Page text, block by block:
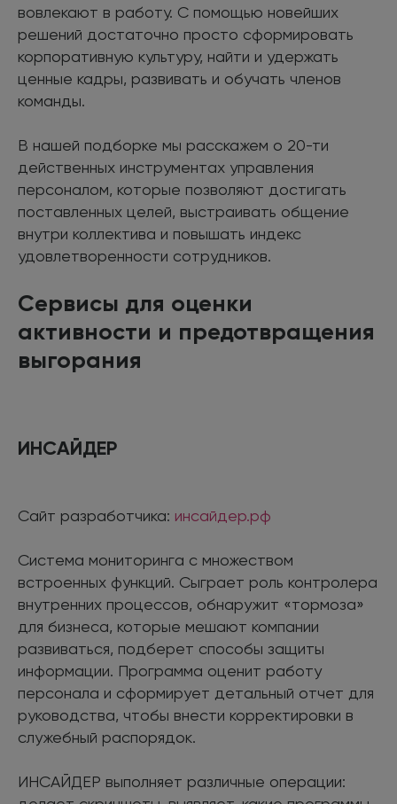
вовлекают в работу. С помощью новейших
решений достаточно просто сформировать
корпоративную культуру, найти и удержать
ценные кадры, развивать и обучать членов
команды.
В нашей подборке мы расскажем о 20-ти
действенных инструментах управления
персоналом, которые позволяют достигать
поставленных целей, выстраивать общение
внутри коллектива и повышать индекс
удовлетворенности сотрудников.
Сервисы для оценки
активности и предотвращения
выгорания
ИНСАЙДЕР
Сайт разработчика: инсайдер.рф
Система мониторинга с множеством
встроенных функций. Сыграет роль контролера
внутренних процессов, обнаружит «тормоза»
для бизнеса, которые мешают компании
развиваться, подберет способы защиты
информации. Программа оценит работу
персонала и сформирует детальный отчет для
руководства, чтобы внести корректировки в
служебный распорядок.
ИНСАЙДЕР выполняет различные операции: